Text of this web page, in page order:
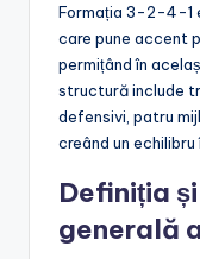
Formația 3-2-4-1
care pune accent
permițând în
structură include
defensivi, patru
creând un
Definiția
generală